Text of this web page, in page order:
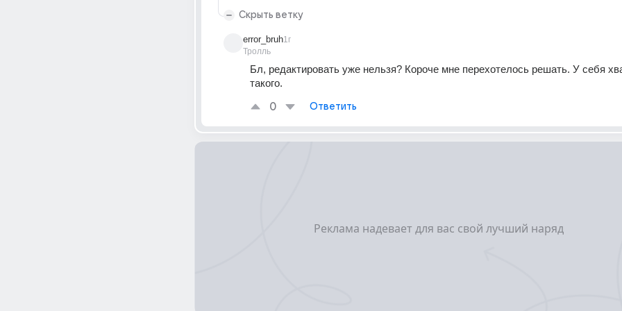
Скрыть ветку
error_bruh
Тролль
1г
Бл, редактировать уже нельзя? Короче мне перехотелось решать. У себя
такого.
0 Ответить